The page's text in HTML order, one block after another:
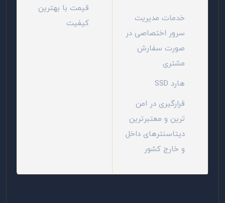
خدمات مدیریت
سرور اختصاصی در
صورت سفارش
مشتری
هارد SSD
قرارگیری در امن
ترین و معتبرترین
دیتاسنترهای داخل
و خارج کشور
قیمت با بهترین
کیفیت